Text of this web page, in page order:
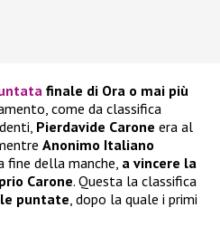
finale di Ora o mai più
come da classifica
Pierdavide Carone era al
Anonimo Italiano
fine della manche, a vincere la
Carone. Questa la classifica
puntate , dopo la quale i primi